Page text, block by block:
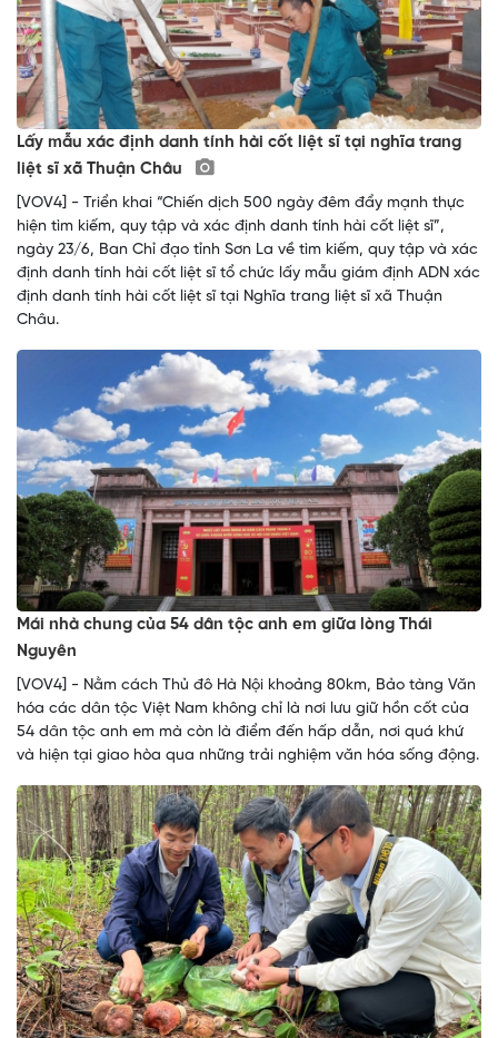
Lấy mẫu xác định danh tính hài cốt liệt sĩ tại nghĩa trang
liệt sĩ xã Thuận Châu
[VOV4] - Triển khai “Chiến dịch 500 ngày đêm đẩy mạnh thực
hiện tìm kiếm, quy tập và xác định danh tính hài cốt liệt sĩ”,
ngày 23/6, Ban Chỉ đạo tỉnh Sơn La về tìm kiếm, quy tập và xác
định danh tính hài cốt liệt sĩ tổ chức lấy mẫu giám định ADN xác
định danh tính hài cốt liệt sĩ tại Nghĩa trang liệt sĩ xã Thuận
Châu.
Mái nhà chung của 54 dân tộc anh em giữa lòng Thái
Nguyên
[VOV4] - Nằm cách Thủ đô Hà Nội khoảng 80km, Bảo tàng Văn
hóa các dân tộc Việt Nam không chỉ là nơi lưu giữ hồn cốt của
54 dân tộc anh em mà còn là điểm đến hấp dẫn, nơi quá khứ
và hiện tại giao hòa qua những trải nghiệm văn hóa sống động.